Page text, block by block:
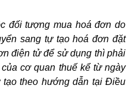
đối tượng mua hoá đơn do
sang tự tạo hoá đơn đặt
điện tử để sử dụng thì phải
cơ quan thuế kể từ ngày
theo hướng dẫn tại Điều